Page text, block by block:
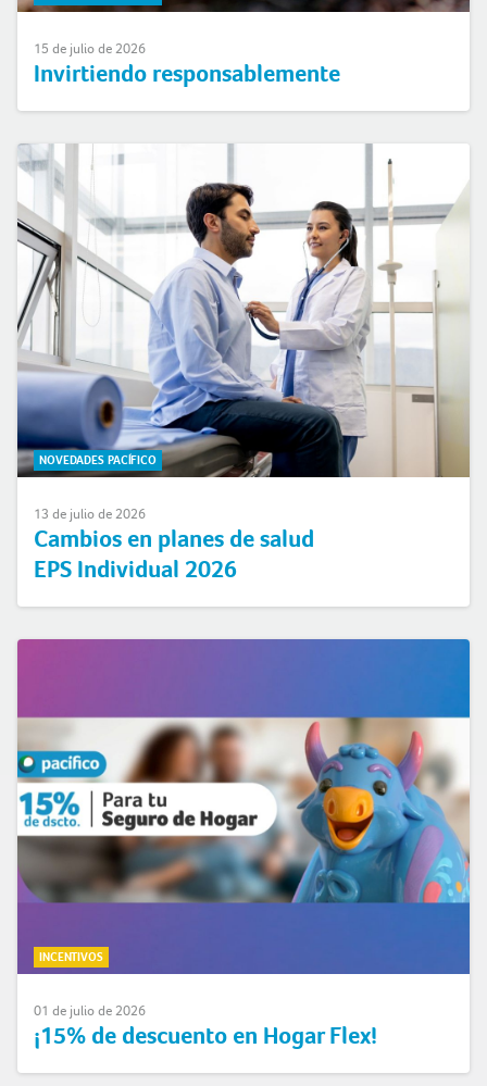
15 de julio de 2026
Invirtiendo responsablemente
NOVEDADES PACÍFICO
13 de julio de 2026
Cambios en planes de salud
EPS Individual 2026
INCENTIVOS
01 de julio de 2026
¡15% de descuento en Hogar Flex!